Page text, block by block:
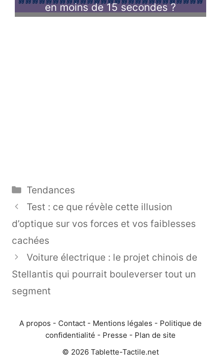
en moins de 15 secondes ?
Catégories
Tendances
Test : ce que révèle cette illusion
d’optique sur vos forces et vos faiblesses
cachées
Voiture électrique : le projet chinois de
Stellantis qui pourrait bouleverser tout un
segment
A propos - Contact - Mentions légales - Politique de
confidentialité - Presse - Plan de site
© 2026 Tablette-Tactile.net